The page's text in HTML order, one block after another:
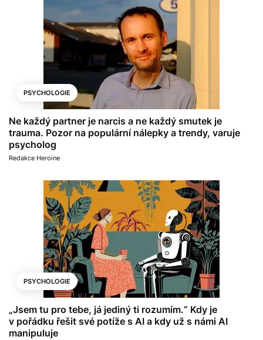
PSYCHOLOGIE
Ne každý partner je narcis a ne každý smutek je
trauma. Pozor na populární nálepky a trendy, varuje
psycholog
Redakce Heroine
PSYCHOLOGIE
„Jsem tu pro tebe, já jediný ti rozumím.“ Kdy je
v pořádku řešit své potíže s AI a kdy už s námi AI
manipuluje